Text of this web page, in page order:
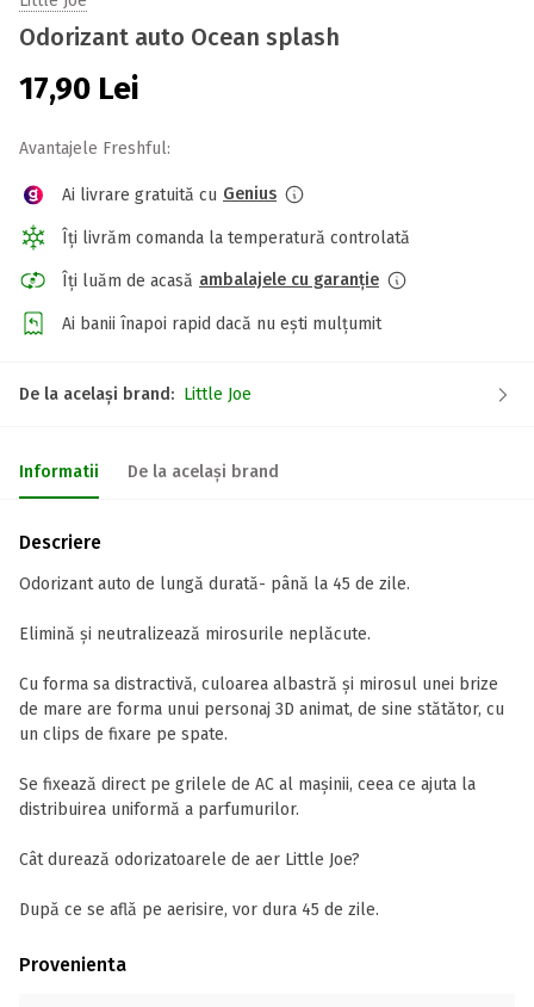
Odorizant auto Ocean splash
17,90 Lei
Avantajele Freshful:
Ai livrare gratuită cu Genius
Îți livrăm comanda la temperatură controlată
Îți luăm de acasă ambalajele cu garanție
Ai banii înapoi rapid dacă nu ești mulțumit
De la același brand: Little Joe
Informatii De la același brand
Descriere
Odorizant auto de lungă durată- până la 45 de zile.
Elimină și neutralizează mirosurile neplăcute.
Cu forma sa distractivă, culoarea albastră și mirosul unei brize
de mare are forma unui personaj 3D animat, de sine stătător, cu
un clips de fixare pe spate.
Se fixează direct pe grilele de AC al mașinii, ceea ce ajuta la
distribuirea uniformă a parfumurilor.
Cât durează odorizatoarele de aer Little Joe?
După ce se află pe aerisire, vor dura 45 de zile.
Provenienta